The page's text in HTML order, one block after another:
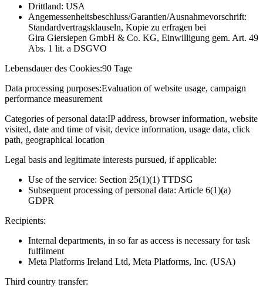
Drittland: USA
Angemessenheitsbeschluss/Garantien/Ausnahmevorschrift:
Standardvertragsklauseln, Kopie zu erfragen bei
Gira Giersiepen GmbH & Co. KG, Einwilligung gem. Art. 49
Abs. 1 lit. a DSGVO
Lebensdauer des Cookies:90 Tage
Data processing purposes:Evaluation of website usage, campaign
performance measurement
Categories of personal data:IP address, browser information, website
visited, date and time of visit, device information, usage data, click
path, geographical location
Legal basis and legitimate interests pursued, if applicable:
Use of the service: Section 25(1)(1) TTDSG
Subsequent processing of personal data: Article 6(1)(a)
GDPR
Recipients:
Internal departments, in so far as access is necessary for task
fulfilment
Meta Platforms Ireland Ltd, Meta Platforms, Inc. (USA)
Third country transfer: